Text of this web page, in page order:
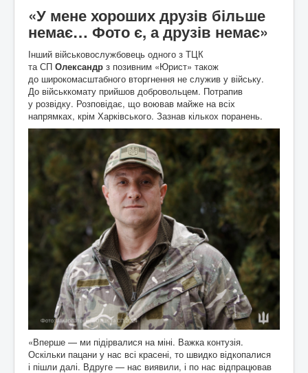
«У мене хороших друзів більше
немає… Фото є, а друзів немає»
Інший військовослужбовець одного з ТЦК
та СП Олександр з позивним «Юрист» також
до широкомасштабного вторгнення не служив у війську.
До військкомату прийшов добровольцем. Потрапив
у розвідку. Розповідає, що воював майже на всіх
напрямках, крім Харківського. Зазнав кількох поранень.
«Вперше — ми підірвалися на міні. Важка контузія.
Оскільки пацани у нас всі красені, то швидко відкопалися
і пішли далі. Вдруге — нас виявили, і по нас відпрацював